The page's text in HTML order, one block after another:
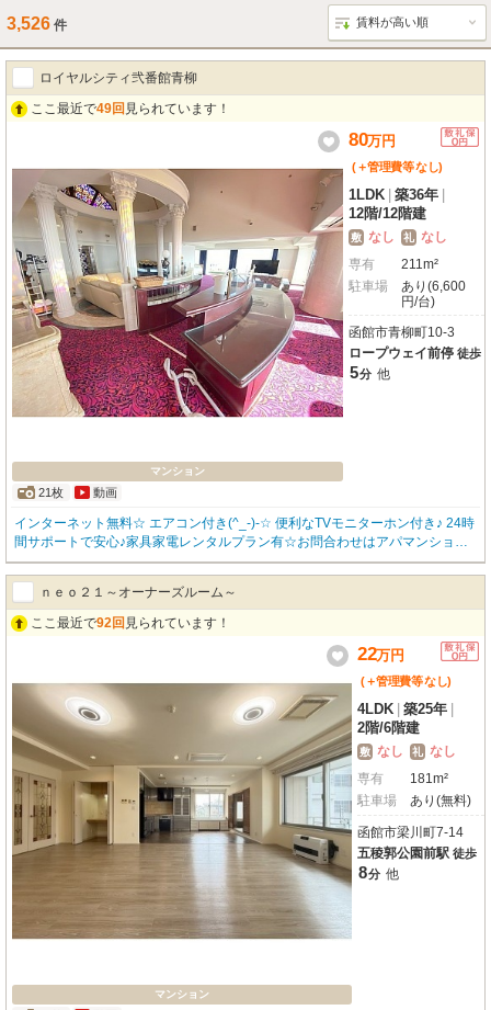
3,526 件
ロイヤルシティ弐番館青柳
ここ最近で49回 見られています！
マンション
21枚 動画
80万円
(＋管理費等なし)
1LDK 築36年
12階/12階建
敷 なし 礼 なし
専有
211m²
駐車場
あり(6,600
円/台)
函館市青柳町10-3
ロープウェイ前停 徒歩
5分 他
インターネット無料☆ エアコン付き(^_-)-☆ 便利なTVモニターホン付き♪ 24時
間サポートで安心♪家具家電レンタルプラン有☆お問合わせはアパマンショッ
プ函館地域№1の物件取扱数の函館松風店0138-83-8665まで(^^♪
ｎｅｏ２１～オーナーズルーム～
ここ最近で92回 見られています！
マンション
22万円
(＋管理費等なし)
4LDK 築25年
2階/6階建
敷 なし 礼 なし
専有
181m²
駐車場
あり(無料)
函館市梁川町7-14
五稜郭公園前駅 徒歩
8分 他